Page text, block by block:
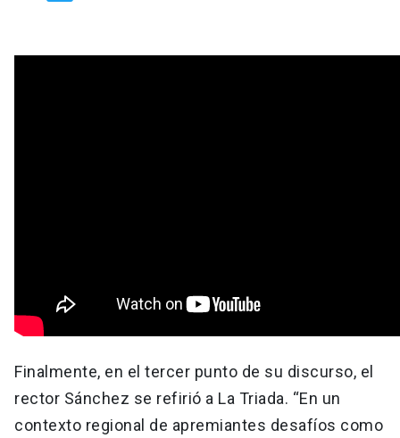
Finalmente, en el tercer punto de su discurso, el
rector Sánchez se refirió a La Triada. “En un
contexto regional de apremiantes desafíos como